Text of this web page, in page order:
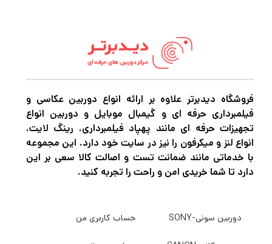
فروشگاه دیدبرتر علاوه بر ارائه انواع دوربین عکاسی و
فیلمبرداری حرفه ای و گیمبال موبایل و دوربین انواع
تجهیزات حرفه ای مانند پهپاد فیلمبرداری، رینگ لایت،
انواع لنز و میکرفون را نیز در سایت خود دارد. این مجموعه
با خدماتی مانند ضمانت تست و اصالت کالا سعی بر این
دارد تا شما خریدی امن و راحت را تجربه کنید.
دوربین سونی-SONY حساب کاربری من